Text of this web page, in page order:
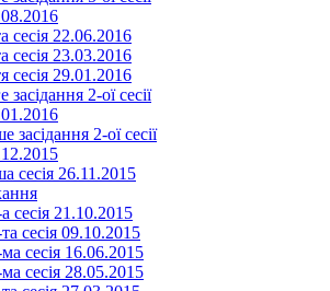
сесія 22.06.2016
сесія 23.03.2016
сесія 29.01.2016
засідання 2-ої сесії
засідання 2-ої сесії
сесія 26.11.2015
сесія 21.10.2015
сесія 09.10.2015
сесія 16.06.2015
сесія 28.05.2015